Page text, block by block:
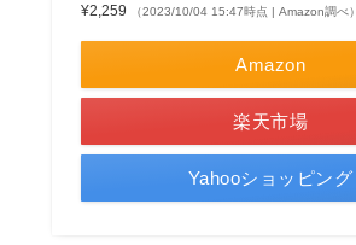
¥2,259 （2023/10/04 15:47時点 | Amazon調べ）
Amazon
楽天市場
Yahooショッピング